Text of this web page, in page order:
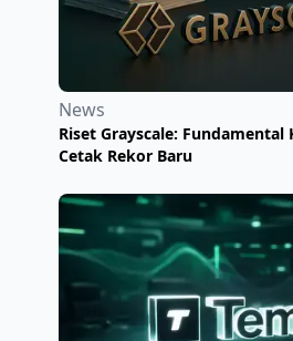
News
Riset Grayscale: Fundamental
Cetak Rekor Baru